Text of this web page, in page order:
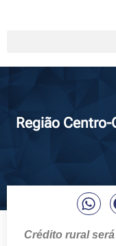
Região
Crédito rural